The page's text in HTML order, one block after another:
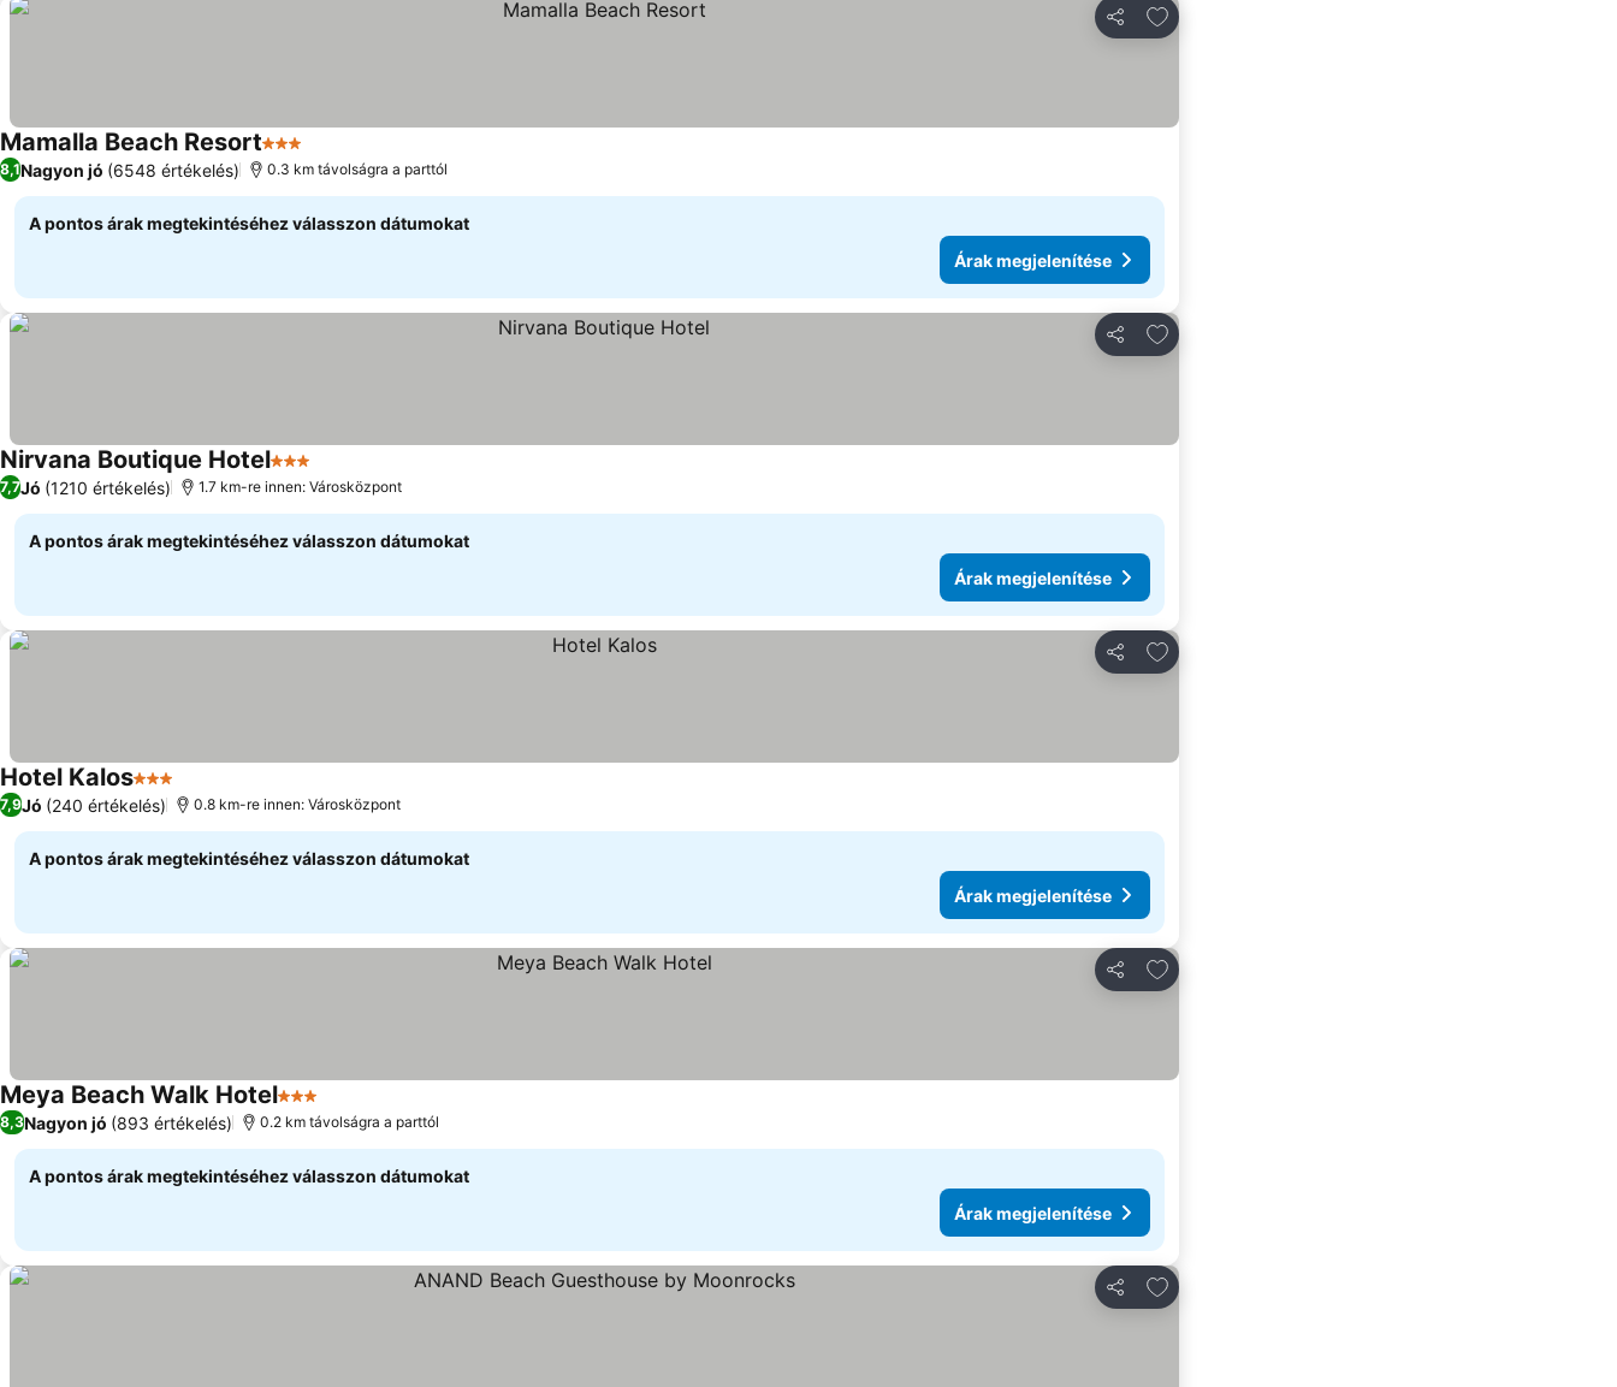
Megosztás
Hozzáadás a kedvencekhez
Mamalla Beach Resort3 Kategória
8,1Nagyon jó (6548 értékelés) 0.3 km távolságra a parttól
A pontos árak megtekintéséhez válasszon dátumokat
Árak megjelenítése
Megosztás
Hozzáadás a kedvencekhez
Nirvana Boutique Hotel3 Kategória
7,7Jó (1210 értékelés) 1.7 km-re innen: Városközpont
A pontos árak megtekintéséhez válasszon dátumokat
Árak megjelenítése
Megosztás
Hozzáadás a kedvencekhez
Hotel Kalos3 KategóriaÁrak megjelenítése
7,9Jó (240 értékelés) 0.8 km-re innen: Városközpont
A pontos árak megtekintéséhez válasszon dátumokat
Árak megjelenítése
Megosztás
Hozzáadás a kedvencekhez
Meya Beach Walk Hotel3 Kategória
8,3Nagyon jó (893 értékelés) 0.2 km távolságra a parttól
A pontos árak megtekintéséhez válasszon dátumokat
Árak megjelenítése
Megosztás
Hozzáadás a kedvencekhez